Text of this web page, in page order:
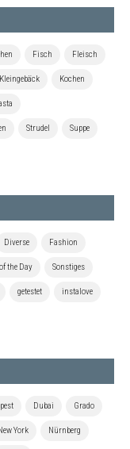
Fisch Fleisch
Kleingebäck Kochen
Strudel Suppe
Diverse Fashion
the Day Sonstiges
getestet instalove
Dubai Grado
York Nürnberg